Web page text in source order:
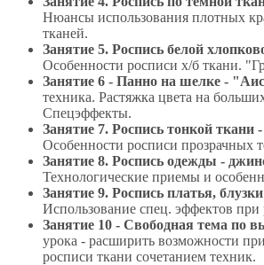
Нюансы использования плотных
тканей.
Занятие 5. Роспись белой
Особенности росписи х/б ткани.
Занятие 6 - Панно на шелке -
техника. Растяжка цвета на
Спецэффекты.
Занятие 7. Роспись тонкой ткани
Особенности росписи прозрачных
Занятие 8. Роспись одежды -
Технологические приемы и
Занятие 9. Роспись платья,
Использование спец. эффектов
Занятие 10 - Свободная тема по
урока - расширить возможности
росписи ткани сочетанием техник.